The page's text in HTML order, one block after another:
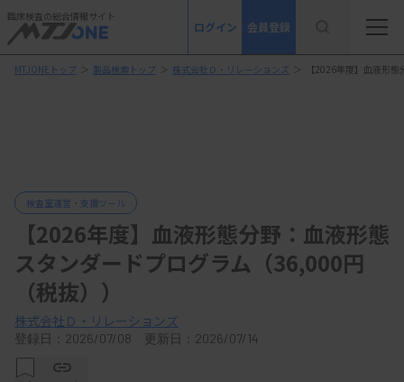
臨床検査の総合情報サイト
ログイン 会員登録
MTJONEトップ ＞ 製品検索トップ ＞ 株式会社Ｄ・リレーションズ ＞ 【2026年度】血液形
検査室運営・支援ツール
【2026年度】血液形態分野：血液形態
スタンダードプログラム（36,000円
（税抜））
株式会社Ｄ・リレーションズ
登録日：2026/07/08 更新日：2026/07/14